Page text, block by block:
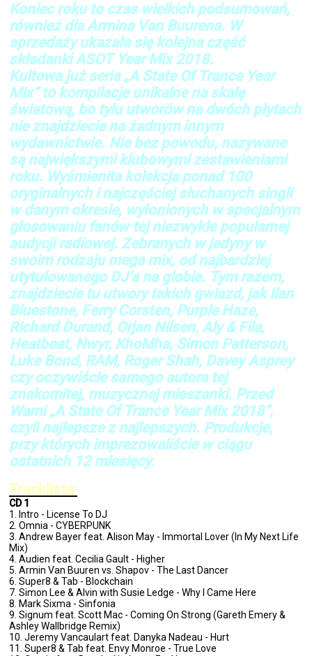
Koniec roku to czas wielkich podsumowań,
również dla Armina Van Buurena. W
sprzedaży ukazała się kolejna część
składanki ASOT Year Mix 2018.
Kultowa już seria „A State Of Trance Year
Mix” to kompilacje unikalne na skalę
światową, bo tylu utworów na dwóch płytach
nie znajdziecie na żadnym innym
wydawnictwie. Nie bez powodu, nazywane
są największymi klubowymi zestawieniami
roku. Wyśmienita kolekcja ponad 100
oryginalnych i najczęściej słuchanych singli
w danym okresie, wyłonionych w specjalnym
głosowaniu fanów tej niezwykle popularnej
audycji radiowej. Zebranych w jedyny w
swoim rodzaju mega mix, od najbardziej
utytułowanego DJ’a na globie. Tym razem,
znajdziecie tu utwory takich gwiazd, jak Ilan
Bluestone, Ferry Corsten, Purple Haze,
Richard Durand, Orjan Nilsen, Aly & Fila,
Heatbeat, Nwyr, KhoMha, Simon Patterson,
Luke Bond, RAM, Roger Shah, Davey Asprey
czy oczywiście samego autora tej
znakomitej, muzycznej mieszanki. Przed
Wami „A State Of Trance Year Mix 2018”,
czyli najlepsze z najlepszych. Produkcje,
przy których imprezowaliście w ciągu
ostatnich 12 miesięcy.
Tracklista:
CD 1
1. Intro - License To DJ
2. Omnia - CYBERPUNK
3. Andrew Bayer feat. Alison May - Immortal Lover (In My Next Life
Mix)
4. Audien feat. Cecilia Gault - Higher
5. Armin Van Buuren vs. Shapov - The Last Dancer
6. Super8 & Tab - Blockchain
7. Simon Lee & Alvin with Susie Ledge - Why I Came Here
8. Mark Sixma - Sinfonia
9. Signum feat. Scott Mac - Coming On Strong (Gareth Emery &
Ashley Wallbridge Remix)
10. Jeremy Vancaulart feat. Danyka Nadeau - Hurt
11. Super8 & Tab feat. Envy Monroe - True Love